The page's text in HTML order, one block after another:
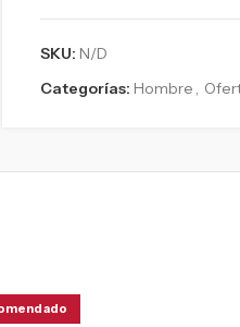
SKU: N/D
Categorías: Hombre ,